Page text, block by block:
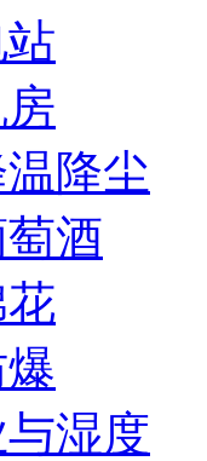
降尘
酒
湿度